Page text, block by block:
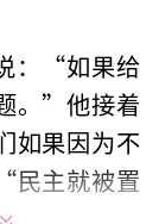
：“如果给
。”他接着
如果因为不
主就被置